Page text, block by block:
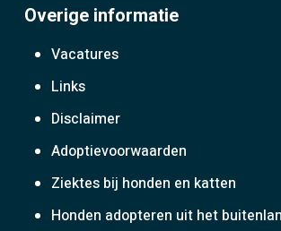
Overige informatie
Vacatures
Links
Disclaimer
Adoptievoorwaarden
Ziektes bij honden en katten
Honden adopteren uit het